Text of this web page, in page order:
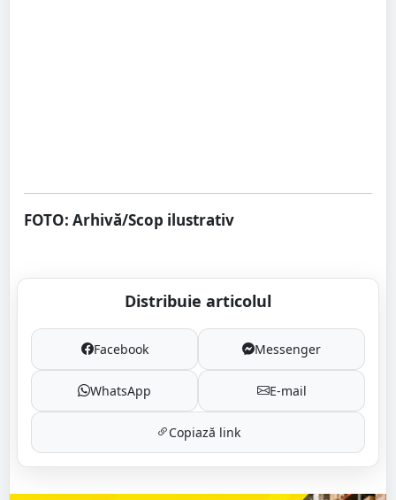
FOTO: Arhivă/Scop ilustrativ
Distribuie articolul
Facebook Messenger
WhatsApp E-mail
Copiază link